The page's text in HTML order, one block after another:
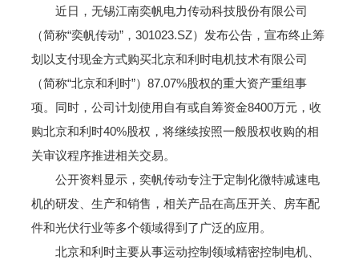
近日，无锡江南奕帆电力传动科技股份有限公司
（简称“奕帆传动”，301023.SZ）发布公告，宣布终止筹
划以支付现金方式购买北京和利时电机技术有限公司
（简称“北京和利时”）87.07%股权的重大资产重组事
项。同时，公司计划使用自有或自筹资金8400万元，收
购北京和利时40%股权，将继续按照一般股权收购的相
关审议程序推进相关交易。
公开资料显示，奕帆传动专注于定制化微特减速电
机的研发、生产和销售，相关产品在高压开关、房车配
件和光伏行业等多个领域得到了广泛的应用。
北京和利时主要从事运动控制领域精密控制电机、